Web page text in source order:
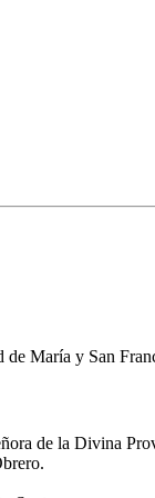
María y San
de la Divina